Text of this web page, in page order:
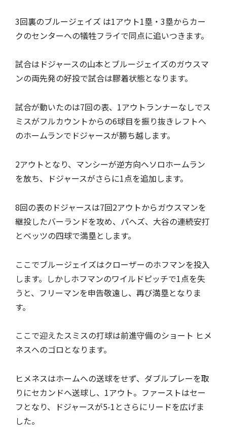
3回裏のブルージェイズ は1アウト1塁・3塁からカー
クのセンターへの犠牲フライで同点に追いつきます。
試合はドジャースの山本とブルージェイズのガウスマ
ンの両先発の好投で試合は膠着状態となります。
試合が動いたのは7回の表、1アウトランナーなしでス
ミスがフルカウントからの6球目を振り抜きレフトへ
のホームランでドジャースが勝ち越します。
2アウトとなり、マンシーが逆方向へソロホームラン
を放ち、ドジャースがさらに1点を追加します。
8回の表のドジャースは7回2アウトからガウスマンを
継投したバーランドを攻め、パヘズ、大谷の連続安打
とベッツの四球で満塁とします。
ここでブルージェイズはクローザーのホフマンを投入
します。しかしホフマンのワイルドピッチで1点を失
うと、フリーマンを申告敬遠し、再び満塁となりま
す。
ここで迎えたスミスの打球は前進守備のショート ヒメ
ネスへのゴロとなります。
ヒメネスはホームへの送球をせず、ダブルプレーを取
りにセカンドへ送球し、1アウト。ファーストはセー
フとなり、ドジャースが5-1とさらにリードを広げま
した。